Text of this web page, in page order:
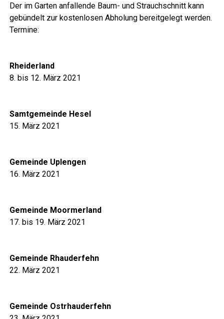
Der im Gar­ten anfal­len­de Baum- und Strauch­schnitt kann
gebün­delt zur kos­ten­lo­sen Abho­lung bereit­ge­legt werden.
Ter­mi­ne:
Rhei­der­land
8. bis 12. März 2021
Samt­ge­mein­de Hesel
15. März 2021
Gemein­de Uplengen
16. März 2021
Gemein­de Moormerland
17. bis 19. März 2021
Gemein­de Rhauderfehn
22. März 2021
Gemein­de Ostrhauderfehn